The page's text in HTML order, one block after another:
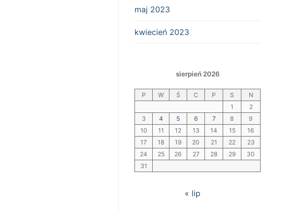
maj 2023
kwiecień 2023
sierpień 2026
P W Ś C P S
N
1
2
3
4 5 6 7 8
9
10
11 12 13 14 15
16
17
18 19 20 21 22
23
24
25 26 27 28 29
30
31
« lip